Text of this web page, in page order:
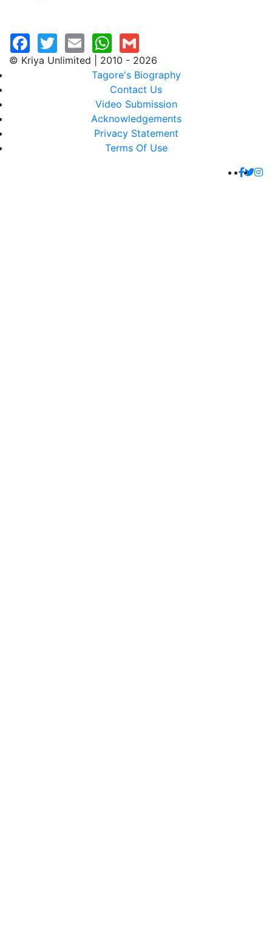
© Kriya Unlimited | 2010 - 2026
Tagore's Biography
Contact Us
Video Submission
Acknowledgements
Privacy Statement
Terms Of Use